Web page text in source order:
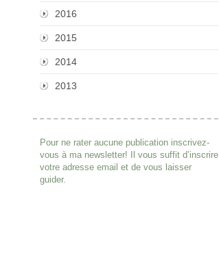
2016
2015
2014
2013
Pour ne rater aucune publication inscrivez-
vous à ma newsletter! Il vous suffit d’inscrire
votre adresse email et de vous laisser
guider.